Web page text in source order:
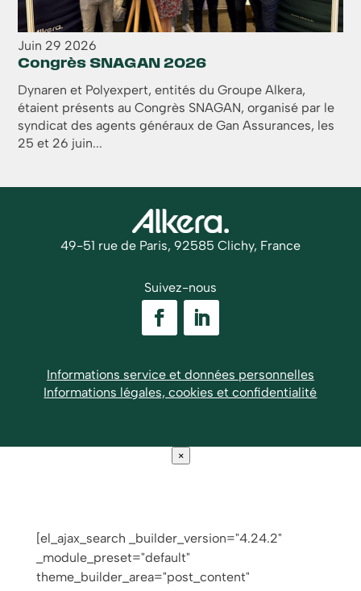
Juin 29 2026
Congrès SNAGAN 2026
Dynaren et Polyexpert, entités du Groupe Alkera,
étaient présents au Congrès SNAGAN, organisé par le
syndicat des agents généraux de Gan Assurances, les
25 et 26 juin...
49-51 rue de Paris, 92585 Clichy, France
Suivez-nous
Informations service et données personnelles
Informations légales, cookies et confidentialité
×
[el_ajax_search _builder_version="4.24.2"
_module_preset="default"
theme_builder_area="post_content"